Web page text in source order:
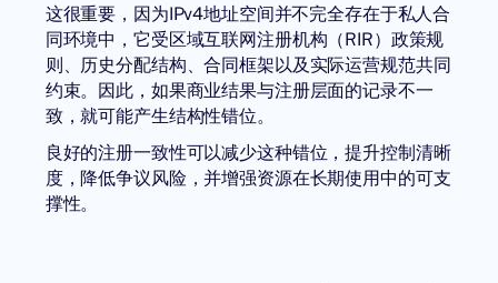
这很重要，因为IPv4地址空间并不完全存在于私人合
同环境中，它受区域互联网注册机构（RIR）政策规
则、历史分配结构、合同框架以及实际运营规范共同
约束。因此，如果商业结果与注册层面的记录不一
致，就可能产生结构性错位。
良好的注册一致性可以减少这种错位，提升控制清晰
度，降低争议风险，并增强资源在长期使用中的可支
撑性。